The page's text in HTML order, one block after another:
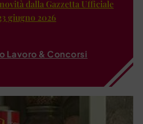
dalla Gazzetta Ufficiale
giugno 2026
Lavoro & Concorsi